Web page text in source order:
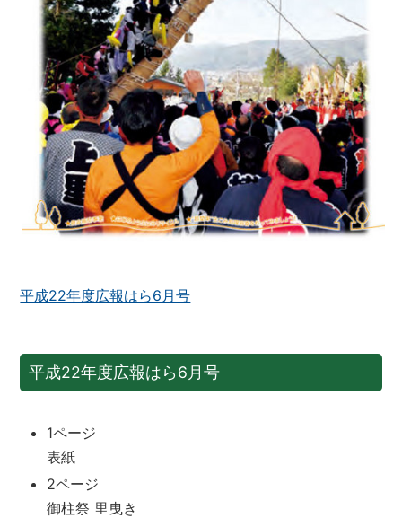
平成22年度広報はら6月号
平成22年度広報はら6月号
1ページ
表紙
2ページ
御柱祭 里曳き